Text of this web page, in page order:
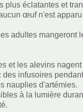
plus éclatantes et
œuf n'est
adultes
et les alevins
des infusoires
nauplies d'artémies.
à la lumière